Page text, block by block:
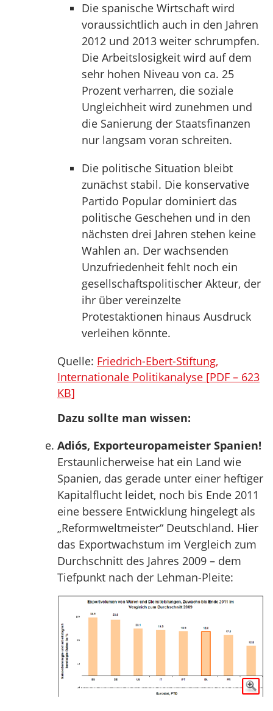
Die spanische Wirtschaft wird
voraussichtlich auch in den Jahren
2012 und 2013 weiter schrumpfen.
Die Arbeitslosigkeit wird auf dem
sehr hohen Niveau von ca. 25
Prozent verharren, die soziale
Ungleichheit wird zunehmen und
die Sanierung der Staatsfinanzen
nur langsam voran schreiten.
Die politische Situation bleibt
zunächst stabil. Die konservative
Partido Popular dominiert das
politische Geschehen und in den
nächsten drei Jahren stehen keine
Wahlen an. Der wachsenden
Unzufriedenheit fehlt noch ein
gesellschaftspolitischer Akteur, der
ihr über vereinzelte
Protestaktionen hinaus Ausdruck
verleihen könnte.
Quelle: Friedrich-Ebert-Stiftung,
Internationale Politikanalyse [PDF – 623
KB]
Dazu sollte man wissen:
Adiós, Exporteuropameister Spanien!
Erstaunlicherweise hat ein Land wie
Spanien, das gerade unter einer heftiger
Kapitalflucht leidet, noch bis Ende 2011
eine bessere Entwicklung hingelegt als
„Reformweltmeister“ Deutschland. Hier
das Exportwachstum im Vergleich zum
Durchschnitt des Jahres 2009 – dem
Tiefpunkt nach der Lehman-Pleite: